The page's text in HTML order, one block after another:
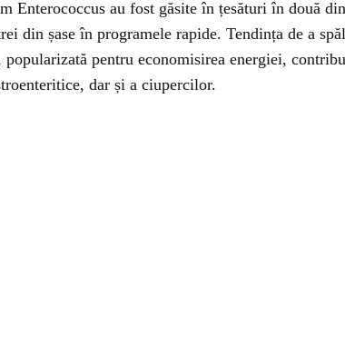
Enterococcus au fost găsite în țesături în două
din șase în programele rapide. Tendința de a
popularizată pentru economisirea energiei,
dar și a ciupercilor.